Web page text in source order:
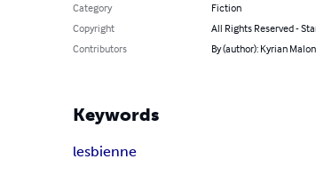
Category
Fiction
Copyright
All Rights Reserved -
Contributors
By (author): Kyrian
Keywords
lesbienne